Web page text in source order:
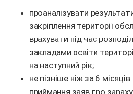
проаналізувати
закріплення території
врахувати під час
закладами освіти
на наступний рік;
не пізніше ніж за 6
приймання заяв про